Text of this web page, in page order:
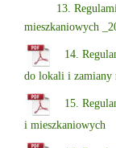
13. Regulamin
mieszkaniowych
14.
do lokali i zamiany
15.
i mieszkaniowych